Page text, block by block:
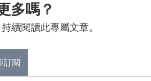
多嗎？
續閱讀此專屬文章。
訂閱